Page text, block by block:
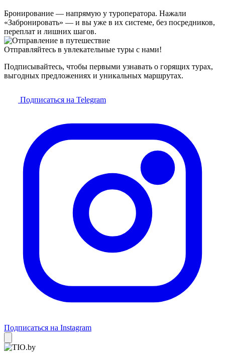
Бронирование — напрямую у туроператора. Нажали
«Забронировать» — и вы уже в их системе, без посредников,
переплат и лишних шагов.
Отправляйтесь в увлекательные туры с нами!
Подписывайтесь, чтобы первыми узнавать о горящих турах,
выгодных предложениях и уникальных маршрутах.
Подписаться на Telegram
Подписаться на Instagram